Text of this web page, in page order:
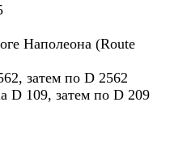
Наполеона (Route
затем по D 2562
D 109, затем по D 209